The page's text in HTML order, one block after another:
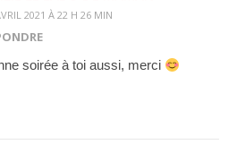
2021 À 22 H 26 MIN
soirée à toi aussi, merci